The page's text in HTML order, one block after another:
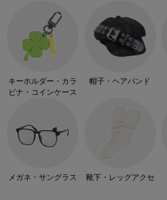
キーホルダー・カラ
ビナ・コインケース
帽子・ヘアバンド
メガネ・サングラス 靴下・レッグアクセ